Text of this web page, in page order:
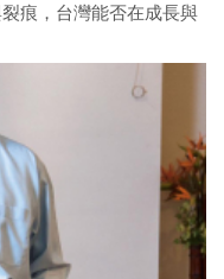
痕，台灣能否在成長與